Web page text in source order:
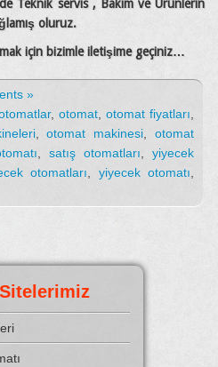
Teknik servis , Bakım ve Ürünlerin
oluruz.
için bizimle iletişime geçiniz…
»
, otomat, otomat fiyatları,
,otomat makinesi,otomat
, satış otomatları, yiyecek
otomatları, yiyecek otomatı,